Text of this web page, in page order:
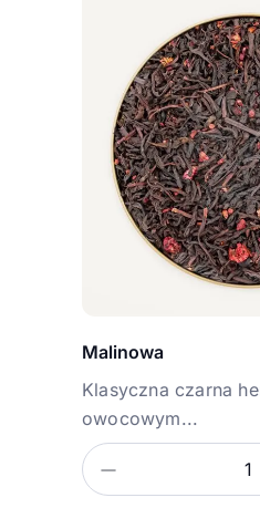
Malinowa
Klasyczna czarna
owocowym...
Zmniejsz